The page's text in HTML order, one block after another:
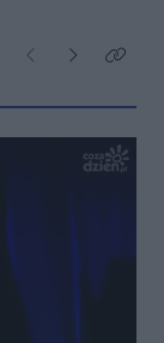
Poprzednie
NastępneKliknij